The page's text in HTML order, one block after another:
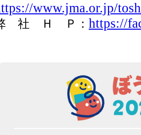
www.jma.or.jp/
社 Ｈ Ｐ： https://